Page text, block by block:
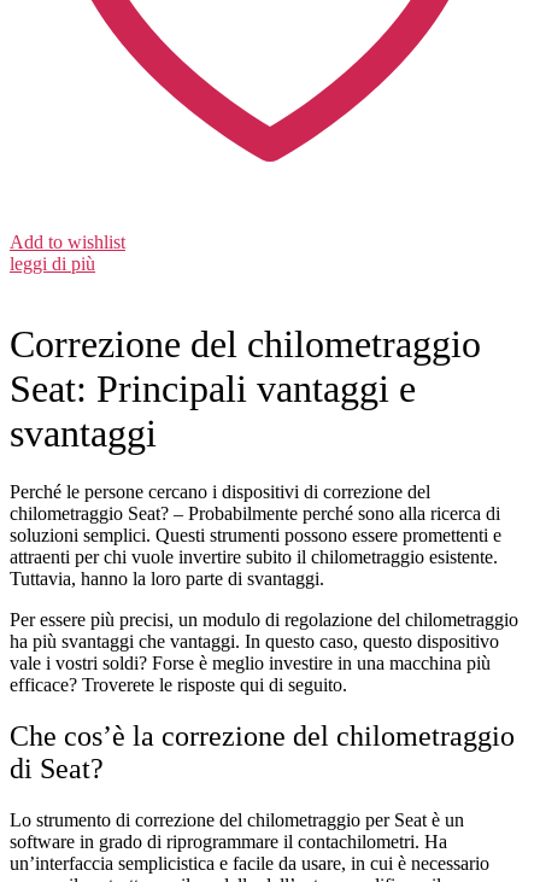
Add to wishlist
leggi di più
Correzione del chilometraggio
Seat: Principali vantaggi e
svantaggi
Perché le persone cercano i dispositivi di correzione del
chilometraggio Seat? – Probabilmente perché sono alla ricerca di
soluzioni semplici. Questi strumenti possono essere promettenti e
attraenti per chi vuole invertire subito il chilometraggio esistente.
Tuttavia, hanno la loro parte di svantaggi.
Per essere più precisi, un modulo di regolazione del chilometraggio
ha più svantaggi che vantaggi. In questo caso, questo dispositivo
vale i vostri soldi? Forse è meglio investire in una macchina più
efficace? Troverete le risposte qui di seguito.
Che cos’è la correzione del chilometraggio
di Seat?
Lo strumento di correzione del chilometraggio per Seat è un
software in grado di riprogrammare il contachilometri. Ha
un’interfaccia semplicistica e facile da usare, in cui è necessario